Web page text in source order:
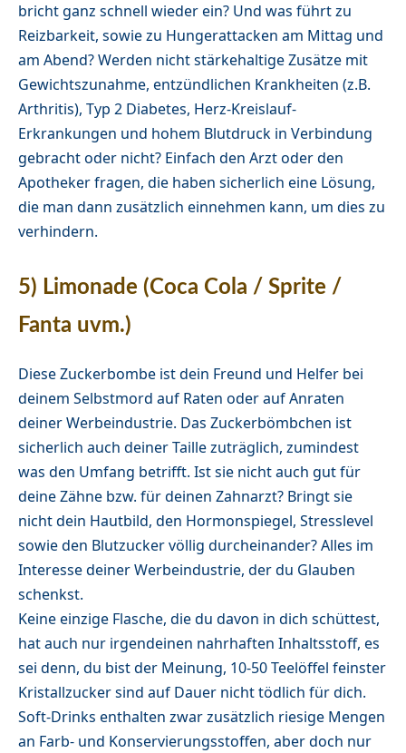
bricht ganz schnell wieder ein? Und was führt zu
Reizbarkeit, sowie zu Hungerattacken am Mittag und
am Abend? Werden nicht stärkehaltige Zusätze mit
Gewichtszunahme, entzündlichen Krankheiten (z.B.
Arthritis), Typ 2 Diabetes, Herz-Kreislauf-
Erkrankungen und hohem Blutdruck in Verbindung
gebracht oder nicht? Einfach den Arzt oder den
Apotheker fragen, die haben sicherlich eine Lösung,
die man dann zusätzlich einnehmen kann, um dies zu
verhindern.
5) Limonade (Coca Cola / Sprite /
Fanta uvm.)
Diese Zuckerbombe ist dein Freund und Helfer bei
deinem Selbstmord auf Raten oder auf Anraten
deiner Werbeindustrie. Das Zuckerbömbchen ist
sicherlich auch deiner Taille zuträglich, zumindest
was den Umfang betrifft. Ist sie nicht auch gut für
deine Zähne bzw. für deinen Zahnarzt? Bringt sie
nicht dein Hautbild, den Hormonspiegel, Stresslevel
sowie den Blutzucker völlig durcheinander? Alles im
Interesse deiner Werbeindustrie, der du Glauben
schenkst.
Keine einzige Flasche, die du davon in dich schüttest,
hat auch nur irgendeinen nahrhaften Inhaltsstoff, es
sei denn, du bist der Meinung, 10-50 Teelöffel feinster
Kristallzucker sind auf Dauer nicht tödlich für dich.
Soft-Drinks enthalten zwar zusätzlich riesige Mengen
an Farb- und Konservierungsstoffen, aber doch nur